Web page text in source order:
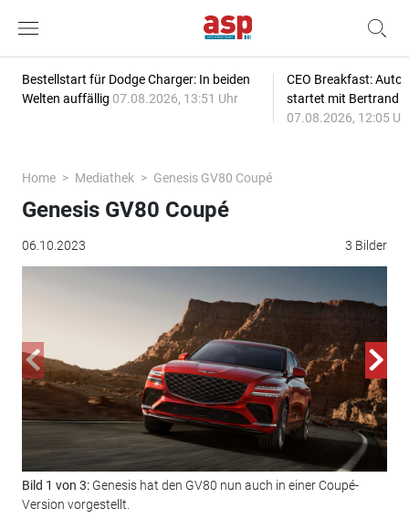
Bestellstart für Dodge Charger: In beiden
Welten auffällig 07.08.2026, 13:51 Uhr
CEO Breakfast:
startet mit Bertrand
07.08.2026, 12:05
Home Mediathek Genesis GV80 Coupé
06.10.2023 3 Bilder
Genesis GV80 Coupé
Bild 1 von 3: Genesis hat den GV80 nun auch in einer Coupé-
Version vorgestellt.